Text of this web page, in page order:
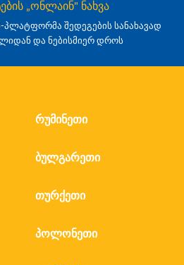
„ონლაინ" ნახვა
პლატფორმა შედეგების სანახავად
და ნებისმიერ დროს
რუმინეთი
ბულგარეთი
თურქეთი
პოლონეთი